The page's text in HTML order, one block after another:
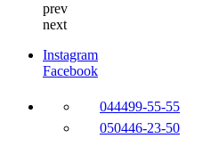
prev
next
Instagram
Facebook
044499-55-55
050446-23-50